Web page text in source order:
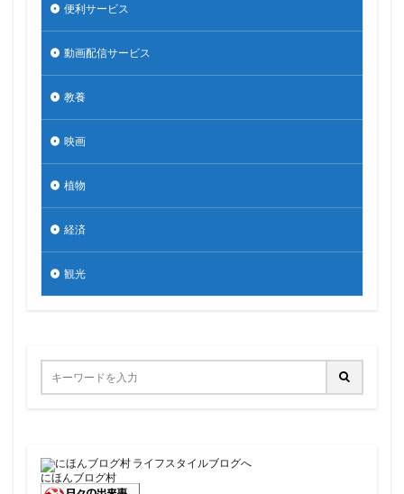
便利サービス
動画配信サービス
教養
映画
植物
経済
観光
にほんブログ村